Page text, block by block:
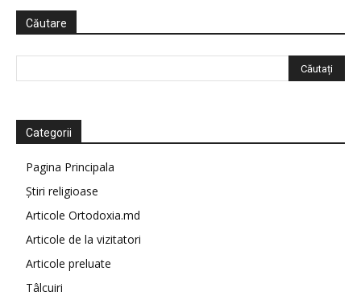
Căutare
Categorii
Pagina Principala
Știri religioase
Articole Ortodoxia.md
Articole de la vizitatori
Articole preluate
Tâlcuiri